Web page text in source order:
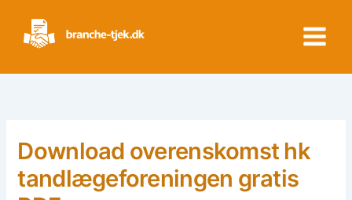
content
Download overenskomst hk
tandlægeforeningen gratis